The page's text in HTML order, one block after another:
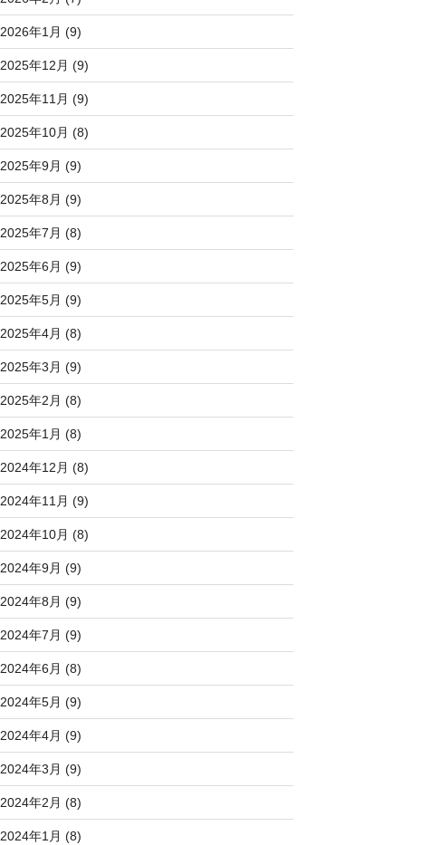
2026年1月 (9)
2025年12月 (9)
2025年11月 (9)
2025年10月 (8)
2025年9月 (9)
2025年8月 (9)
2025年7月 (8)
2025年6月 (9)
2025年5月 (9)
2025年4月 (8)
2025年3月 (9)
2025年2月 (8)
2025年1月 (8)
2024年12月 (8)
2024年11月 (9)
2024年10月 (8)
2024年9月 (9)
2024年8月 (9)
2024年7月 (9)
2024年6月 (8)
2024年5月 (9)
2024年4月 (9)
2024年3月 (9)
2024年2月 (8)
2024年1月 (8)